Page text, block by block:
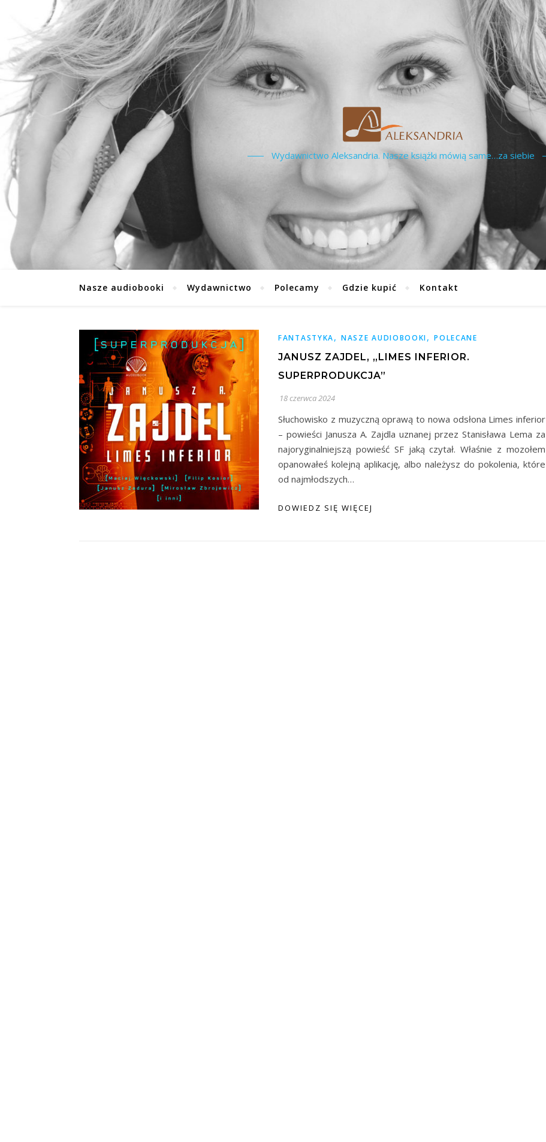
Wydawnictwo Aleksandria. Nasze książki mówią same…za siebie
Nasze audiobooki Wydawnictwo Polecamy Gdzie kupić Kontakt
FANTASTYKA, NASZE AUDIOBOOKI,POLECANE
JANUSZ ZAJDEL, „LIMES INFERIOR.
SUPERPRODUKCJA”
18 czerwca 2024
Słuchowisko z muzyczną oprawą to nowa odsłona Limes inferior
– powieści Janusza A. Zajdla uznanej przez Stanisława Lema za
najoryginalniejszą powieść SF jaką czytał. Właśnie z mozołem
opanowałeś kolejną aplikację, albo należysz do pokolenia, które
od najmłodszych…
DOWIEDZ SIĘ WIĘCEJ